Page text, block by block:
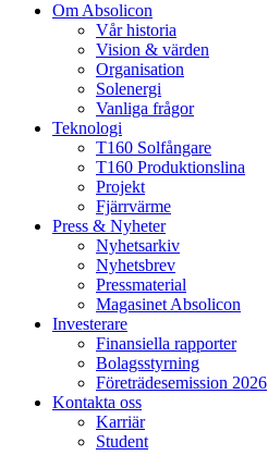
Om Absolicon
Vår historia
Vision & värden
Organisation
Solenergi
Vanliga frågor
Teknologi
T160 Solfångare
T160 Produktionslina
Projekt
Fjärrvärme
Press & Nyheter
Nyhetsarkiv
Nyhetsbrev
Pressmaterial
Magasinet Absolicon
Investerare
Finansiella rapporter
Bolagsstyrning
Företrädesemission 2026
Kontakta oss
Karriär
Student